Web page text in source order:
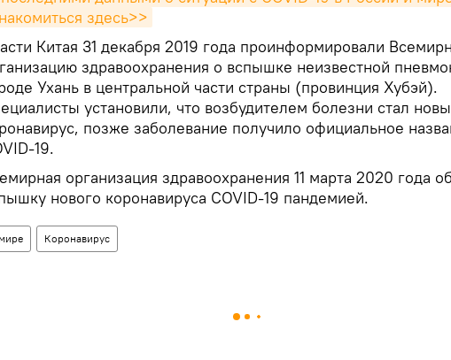
здесь>>
Китая 31 декабря 2019 года проинформировали
здравоохранения о вспышке неизвестной
Ухань в центральной части страны (провинция Хубэй).
установили, что возбудителем болезни стал
позже заболевание получило официальное
19.
организация здравоохранения 11 марта 2020 года
нового коронавируса COVID-19 пандемией.
Коронавирус